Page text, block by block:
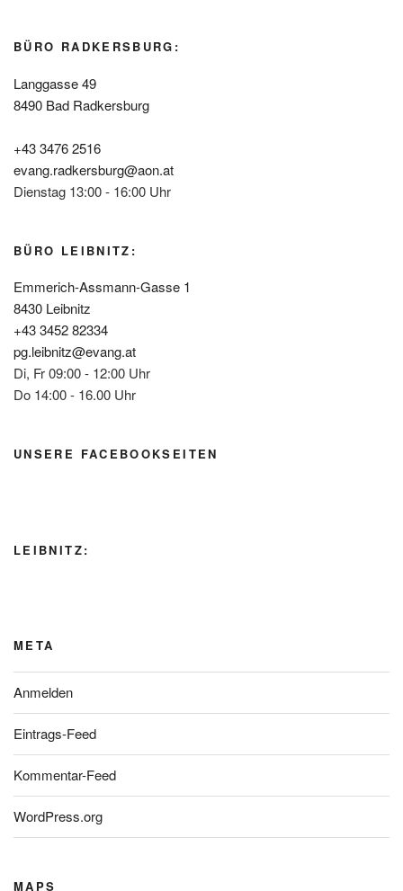
BÜRO RADKERSBURG:
Langgasse 49
8490 Bad Radkersburg
+43 3476 2516
evang.radkersburg@aon.at
Dienstag 13:00 - 16:00 Uhr
BÜRO LEIBNITZ:
Emmerich-Assmann-Gasse 1
8430 Leibnitz
+43 3452 82334
pg.leibnitz@evang.at
Di, Fr 09:00 - 12:00 Uhr
Do 14:00 - 16.00 Uhr
UNSERE FACEBOOKSEITEN
LEIBNITZ:
META
Anmelden
Eintrags-Feed
Kommentar-Feed
WordPress.org
MAPS